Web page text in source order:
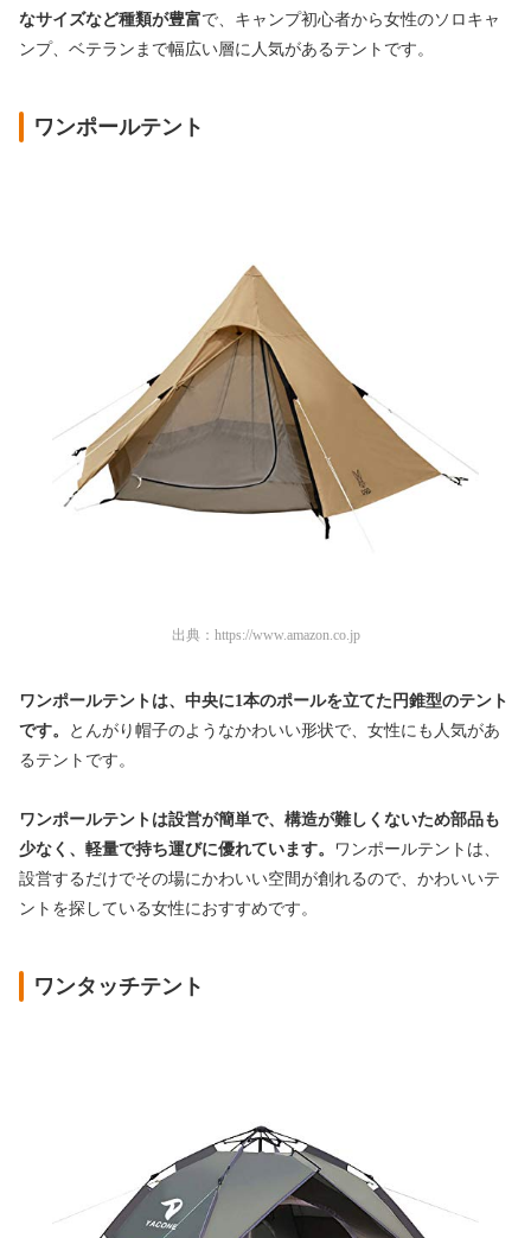
なサイズなど種類が豊富で、 キャンプ初心者から女性のソロキャ
ンプ、ベテランまで幅広い層に人気があるテントです 。
ワンポールテント
出典： https://www.amazon.co.jp
ワンポールテントは、 中央に1本のポールを立てた円錐型のテント
です。
とんがり帽子のようなかわいい形状で、 女性にも人気があ
るテントです。
ワンポールテントは設営が簡単で、 構造が難しくないため部品も
少なく、 軽量で持ち運びに優れています。
ワンポールテントは、
設営するだけでその場にかわいい空間が創れるので、 かわいいテ
ントを探している女性におすすめです。
ワンタッチテント